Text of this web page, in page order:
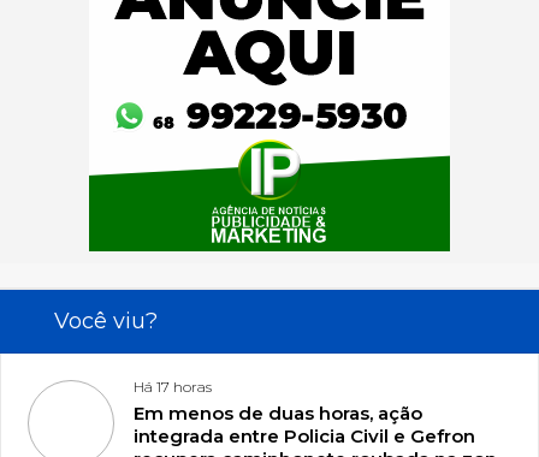
Você viu?
Há 17 horas
Em menos de duas horas, ação
integrada entre Policia Civil e Gefron